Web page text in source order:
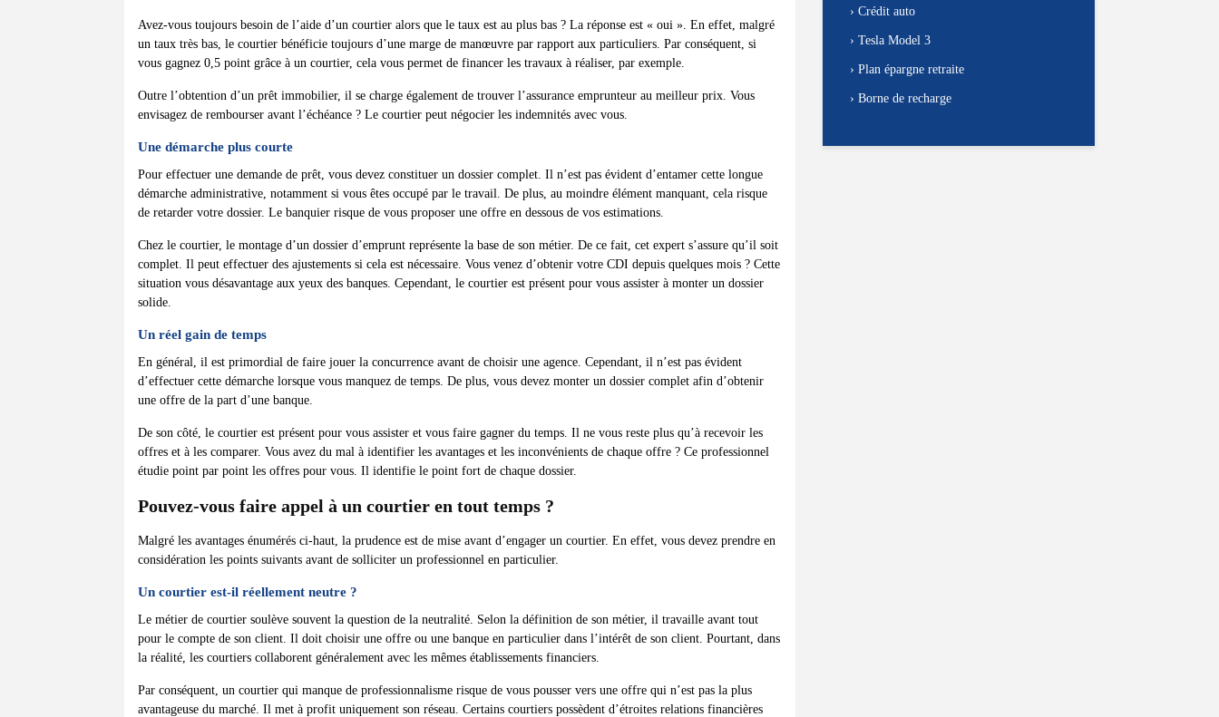
Avez-vous toujours besoin de l’aide d’un courtier alors que le taux est au plus bas ? La réponse est « oui ». En effet, malgré
un taux très bas, le courtier bénéficie toujours d’une marge de manœuvre par rapport aux particuliers. Par conséquent, si
vous gagnez 0,5 point grâce à un courtier, cela vous permet de financer les travaux à réaliser, par exemple.
Outre l’obtention d’un prêt immobilier, il se charge également de trouver l’assurance emprunteur au meilleur prix. Vous
envisagez de rembourser avant l’échéance ? Le courtier peut négocier les indemnités avec vous.
Une démarche plus courte
Pour effectuer une demande de prêt, vous devez constituer un dossier complet. Il n’est pas évident d’entamer cette longue
démarche administrative, notamment si vous êtes occupé par le travail. De plus, au moindre élément manquant, cela risque
de retarder votre dossier. Le banquier risque de vous proposer une offre en dessous de vos estimations.
Chez le courtier, le montage d’un dossier d’emprunt représente la base de son métier. De ce fait, cet expert s’assure qu’il soit
complet. Il peut effectuer des ajustements si cela est nécessaire. Vous venez d’obtenir votre CDI depuis quelques mois ? Cette
situation vous désavantage aux yeux des banques. Cependant, le courtier est présent pour vous assister à monter un dossier
solide.
Un réel gain de temps
En général, il est primordial de faire jouer la concurrence avant de choisir une agence. Cependant, il n’est pas évident
d’effectuer cette démarche lorsque vous manquez de temps. De plus, vous devez monter un dossier complet afin d’obtenir
une offre de la part d’une banque.
De son côté, le courtier est présent pour vous assister et vous faire gagner du temps. Il ne vous reste plus qu’à recevoir les
offres et à les comparer. Vous avez du mal à identifier les avantages et les inconvénients de chaque offre ? Ce professionnel
étudie point par point les offres pour vous. Il identifie le point fort de chaque dossier.
Pouvez-vous faire appel à un courtier en tout temps ?
Malgré les avantages énumérés ci-haut, la prudence est de mise avant d’engager un courtier. En effet, vous devez prendre en
considération les points suivants avant de solliciter un professionnel en particulier.
Un courtier est-il réellement neutre ?
Le métier de courtier soulève souvent la question de la neutralité. Selon la définition de son métier, il travaille avant tout
pour le compte de son client. Il doit choisir une offre ou une banque en particulier dans l’intérêt de son client. Pourtant, dans
la réalité, les courtiers collaborent généralement avec les mêmes établissements financiers.
Par conséquent, un courtier qui manque de professionnalisme risque de vous pousser vers une offre qui n’est pas la plus
avantageuse du marché. Il met à profit uniquement son réseau. Certains courtiers possèdent d’étroites relations financières
› Crédit auto
› Tesla Model 3
› Plan épargne retraite
› Borne de recharge